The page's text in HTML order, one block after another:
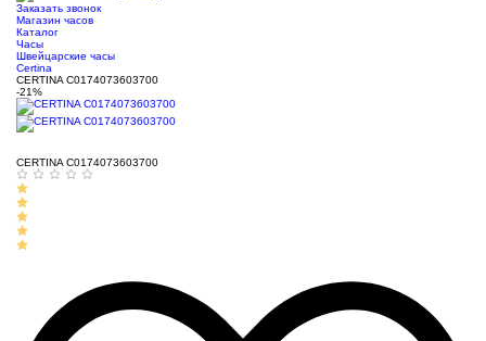
Заказать звонок
Магазин часов
Каталог
Часы
Швейцарские часы
Certina
CERTINA C0174073603700
-21%
CERTINA C0174073603700